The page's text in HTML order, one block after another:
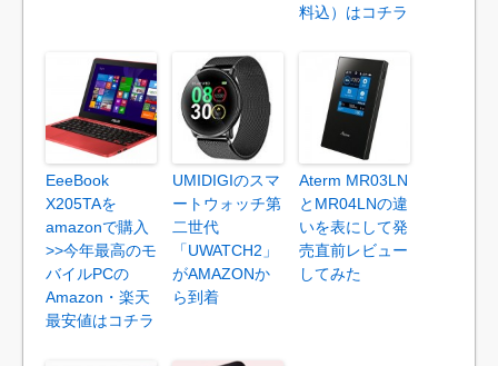
料込）はコチラ
EeeBook
X205TAを
amazonで購入
>>今年最高のモ
バイルPCの
Amazon・楽天
最安値はコチラ
UMIDIGIのスマ
ートウォッチ第
二世代
「UWATCH2」
がAMAZONか
ら到着
Aterm MR03LN
とMR04LNの違
いを表にして発
売直前レビュー
してみた